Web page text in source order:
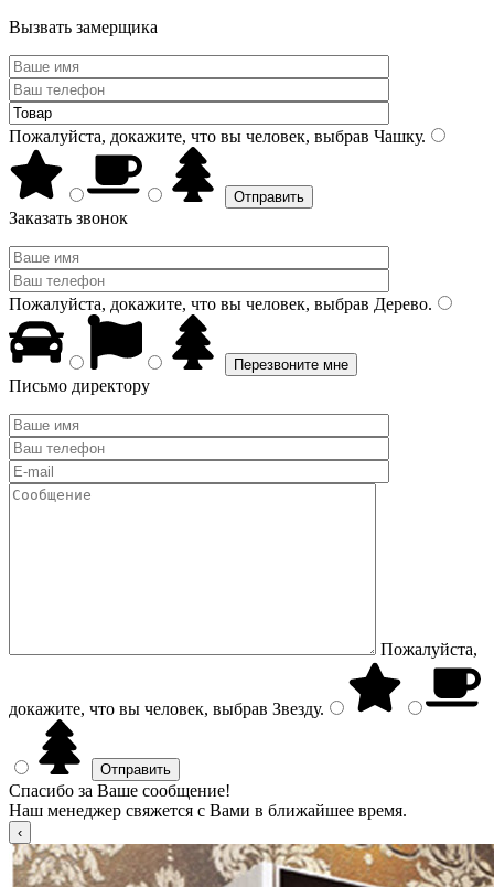
Вызвать замерщика
Пожалуйста, докажите, что вы человек, выбрав Чашку.
Заказать звонок
Пожалуйста, докажите, что вы человек, выбрав Дерево.
Письмо директору
Пожалуйста,
докажите, что вы человек, выбрав Звезду.
Спасибо за Ваше сообщение!
Наш менеджер свяжется с Вами в ближайшее время.